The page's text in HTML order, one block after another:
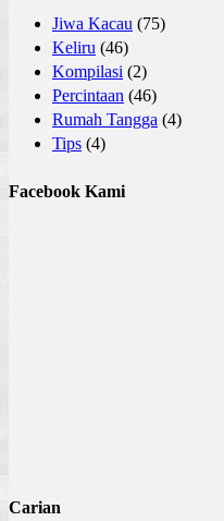
Jiwa Kacau (75)
Keliru (46)
Kompilasi (2)
Percintaan (46)
Rumah Tangga (4)
Tips (4)
Facebook Kami
Carian